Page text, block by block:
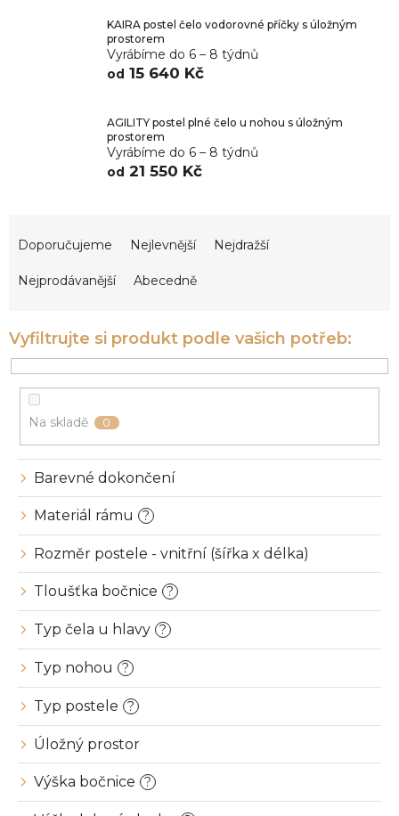
KAIRA postel čelo vodorovné příčky s úložným
prostorem
Vyrábíme do 6 – 8 týdnů
od 15 640 Kč
AGILITY postel plné čelo u nohou s úložným
prostorem
Vyrábíme do 6 – 8 týdnů
od 21 550 Kč
p
r
o
Doporučujeme Nejlevnější Nejdražší
Nejprodávanější Abecedně
Na skladě 0
Barevné dokončení
Materiál rámu ?
Rozměr postele - vnitřní (šířka x délka)
Tloušťka bočnice ?
Typ čela u hlavy ?
Typ nohou ?
Typ postele ?
Úložný prostor
Výška bočnice ?